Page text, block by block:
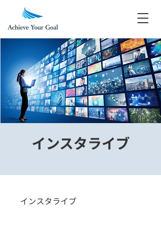
インスタライブ
インスタライブ